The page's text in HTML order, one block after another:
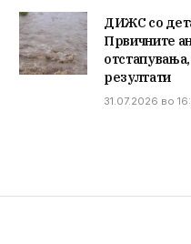
ДИЖС со
Првичните
резултати
31.07.2026 во